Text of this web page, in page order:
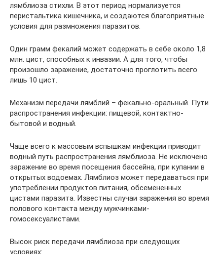
лямблиоза стихли. В этот период нормализуется
перистальтика кишечника, и создаются благоприятные
условия для размножения паразитов.
Один грамм фекалий может содержать в себе около 1,8
млн. цист, способных к инвазии. А для того, чтобы
произошло заражение, достаточно проглотить всего
лишь 10 цист.
Механизм передачи лямблий – фекально-оральный. Пути
распространения инфекции: пищевой, контактно-
бытовой и водный.
Чаще всего к массовым вспышкам инфекции приводит
водный путь распространения лямблиоза. Не исключено
заражение во время посещения бассейна, при купании в
открытых водоемах. Лямблиоз может передаваться при
употреблении продуктов питания, обсемененных
цистами паразита. Известны случаи заражения во время
полового контакта между мужчинками-
гомосексуалистами.
Высок риск передачи лямблиоза при следующих
условиях: